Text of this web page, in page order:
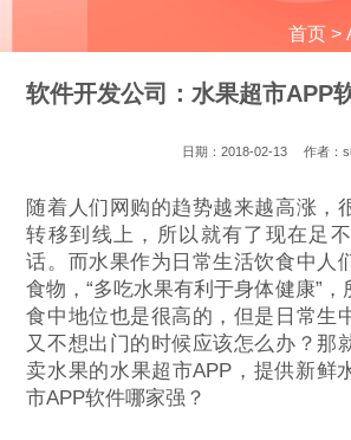
首页>
软件开发公司：水果超市APP
日期：2018-02-13 作者：
随着人们网购的趋势越来越高涨，
转移到线上，所以就有了现在足
话。而水果作为日常生活饮食中人
食物，“多吃水果有利于身体健康”
食中地位也是很高的，但是日常生
又不想出门的时候应该怎么办？那
卖水果的水果超市APP，提供新鲜
市APP软件哪家强？